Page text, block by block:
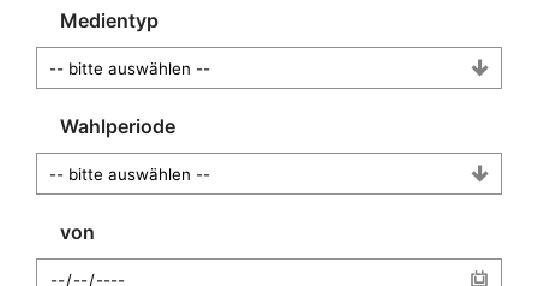
Medientyp
Wahlperiode
von